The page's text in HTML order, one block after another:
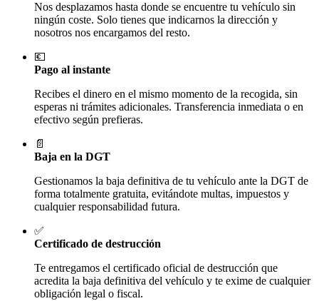
Nos desplazamos hasta donde se encuentre tu vehículo sin
ningún coste. Solo tienes que indicarnos la dirección y
nosotros nos encargamos del resto.
💶
Pago al instante
Recibes el dinero en el mismo momento de la recogida, sin
esperas ni trámites adicionales. Transferencia inmediata o en
efectivo según prefieras.
📄
Baja en la DGT
Gestionamos la baja definitiva de tu vehículo ante la DGT de
forma totalmente gratuita, evitándote multas, impuestos y
cualquier responsabilidad futura.
✅
Certificado de destrucción
Te entregamos el certificado oficial de destrucción que
acredita la baja definitiva del vehículo y te exime de cualquier
obligación legal o fiscal.